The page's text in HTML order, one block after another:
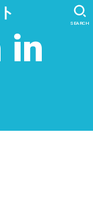
in
SEARCH